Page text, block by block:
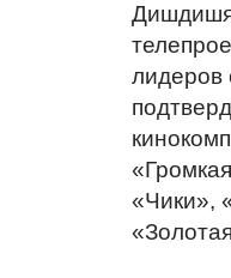
лидеров
«Чики»,